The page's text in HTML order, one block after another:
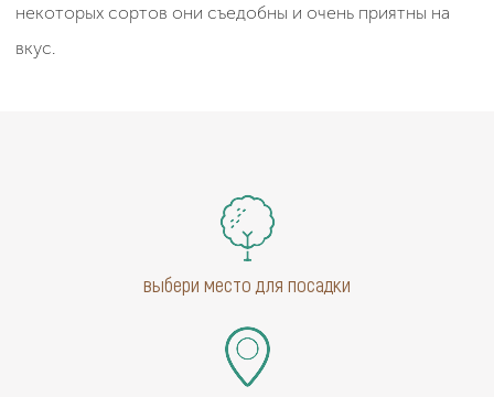
некоторых сортов они съедобны и очень приятны на
вкус.
выбери место для посадки